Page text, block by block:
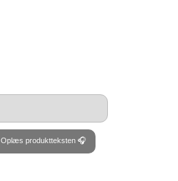
Oplæs produktteksten 🎧